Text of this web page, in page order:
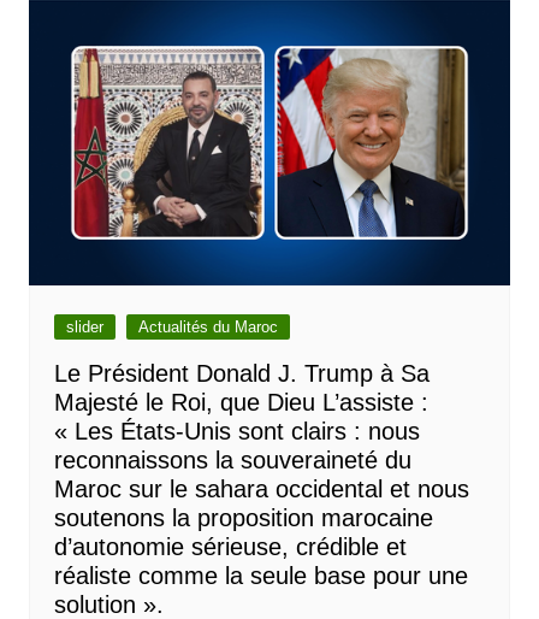
slider Actualités du Maroc
Le Président Donald J. Trump à Sa
Majesté le Roi, que Dieu L’assiste :
« Les États-Unis sont clairs : nous
reconnaissons la souveraineté du
Maroc sur le sahara occidental et nous
soutenons la proposition marocaine
d’autonomie sérieuse, crédible et
réaliste comme la seule base pour une
solution ».